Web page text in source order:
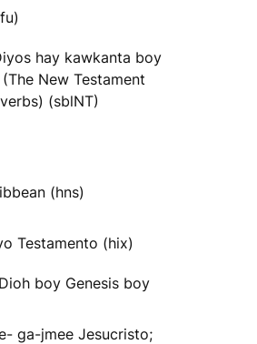
hay kawkanta boy
New Testament
(sblNT)
(hns)
Testamento (hix)
boy Genesis boy
ga-jmee Jesucristo;